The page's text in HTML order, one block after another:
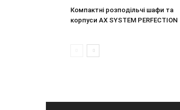
Компактні розподільчі шафи та
корпуси AX SYSTEM PERFECTION